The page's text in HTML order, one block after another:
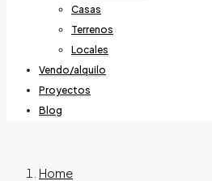
Casas
Terrenos
Locales
Vendo/alquilo
Proyectos
Blog
Home